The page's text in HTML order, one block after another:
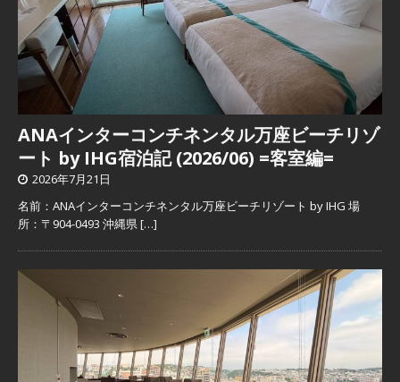
ANAインターコンチネンタル万座ビーチリゾ
ート by IHG宿泊記 (2026/06) =客室編=
2026年7月21日
名前：ANAインターコンチネンタル万座ビーチリゾート by IHG 場
所：〒904-0493 沖縄県 […]